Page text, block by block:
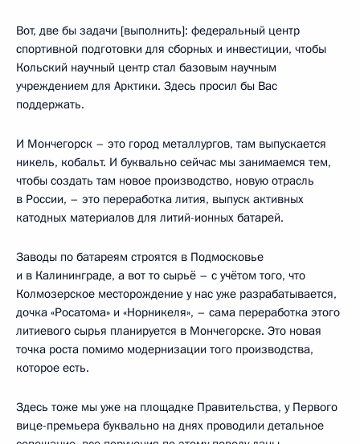
Вот, две бы задачи [выполнить]: федеральный центр
спортивной подготовки для сборных и инвестиции, чтобы
Кольский научный центр стал базовым научным
учреждением для Арктики. Здесь просил бы Вас
поддержать.
И Мончегорск – это город металлургов, там выпускается
никель, кобальт. И буквально сейчас мы занимаемся тем,
чтобы создать там новое производство, новую отрасль
в России, – это переработка лития, выпуск активных
катодных материалов для литий-ионных батарей.
Заводы по батареям строятся в Подмосковье
и в Калининграде, а вот то сырьё – с учётом того, что
Колмозерское месторождение у нас уже разрабатывается,
дочка «Росатома» и «Норникеля», – сама переработка этого
литиевого сырья планируется в Мончегорске. Это новая
точка роста помимо модернизации того производства,
которое есть.
Здесь тоже мы уже на площадке Правительства, у Первого
вице-премьера буквально на днях проводили детальное